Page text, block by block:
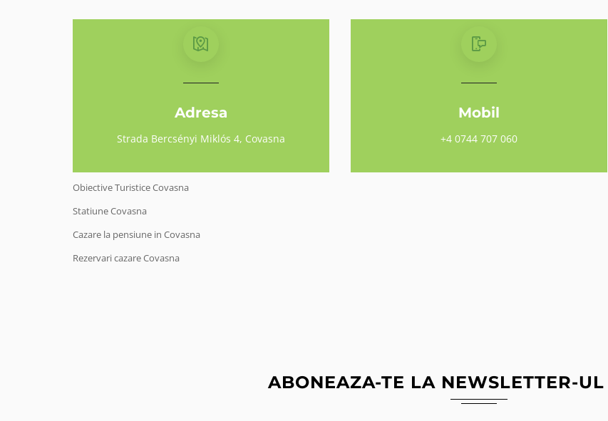
Adresa
Strada Bercsényi Miklós 4, Covasna
Mobil
+4 0744 707 060
Obiective Turistice Covasna
Statiune Covasna
Cazare la pensiune in Covasna
Rezervari cazare Covasna
ABONEAZA-TE LA NEWSLETTER-UL